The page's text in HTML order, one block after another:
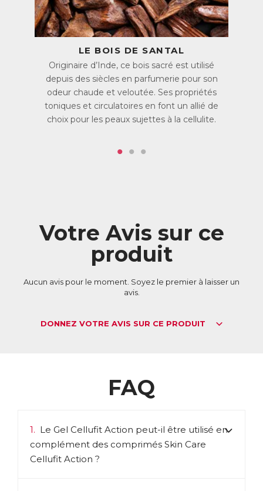
l’acide xyménynique, qui lui confère ses propriétés anti-
cellulite. Il a une action reconnue sur le maintien de
l’hydratation et de l’élasticité de la peau, mais aussi sur la
Les acides aminés: ils favorisent la régénération des
cellules de la peau et améliorent son élasticité et sa
Le Cumin noir: son huile connue sous le nom d’huile de
Nigelle aide à maintenir l’hydratation de la peau.
● Enfin, la formule du Gel Cellufit Action est optimisée par le
LE BOIS DE SANTAL
Originaire d’Inde, ce bois sacré est utilisé
depuis des siècles en parfumerie pour son
odeur chaude et veloutée. Ses propriétés
toniques et circulatoires en font un allié de
choix pour les peaux sujettes à la cellulite.
Votre Avis sur ce
produit
Aucun avis pour le moment. Soyez le premier à laisser un
avis.
DONNEZ VOTRE AVIS SUR CE PRODUIT
FAQ
1. Le Gel Cellufit Action peut-il être utilisé en
complément des comprimés Skin Care
Cellufit Action ?